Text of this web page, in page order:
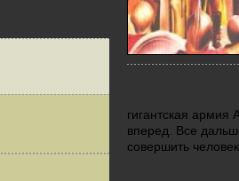
гигантская армия
вперед. Все
совершить